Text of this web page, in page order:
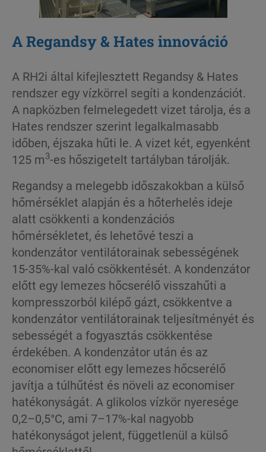
A Regandsy & Hates innováció
A RH2i által kifejlesztett Regandsy & Hates
rendszer egy vízkörrel segíti a kondenzációt.
A napközben felmelegedett vizet tárolja, és a
Hates rendszer szerint legalkalmasabb
időben, éjszaka hűti le. A vizet két, egyenként
125 m3-es hőszigetelt tartályban tárolják.
Regandsy a melegebb időszakokban a külső
hőmérséklet alapján és a hőterhelés ideje
alatt csökkenti a kondenzációs
hőmérsékletet, és lehetővé teszi a
kondenzátor ventilátorainak sebességének
15-35%-kal való csökkentését. A kondenzátor
előtt egy lemezes hőcserélő visszahűti a
kompresszorból kilépő gázt, csökkentve a
kondenzátor ventilátorainak teljesítményét és
sebességét a fogyasztás csökkentése
érdekében. A kondenzátor után és az
economiser előtt egy lemezes hőcserélő
javítja a túlhűtést és növeli az economiser
hatékonyságát. A glikolos vízkör nyeresége
0,2–0,5°C, ami 7–17%-kal nagyobb
hatékonyságot jelent, függetlenül a külső